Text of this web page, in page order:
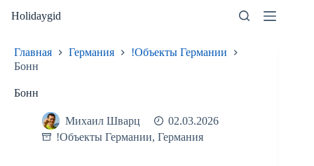
Holidaygid
Главная Германия
!Объекты Германии
Бонн
Бонн
Михаил Шварц
02.03.2026
!Объекты Германии, Германия